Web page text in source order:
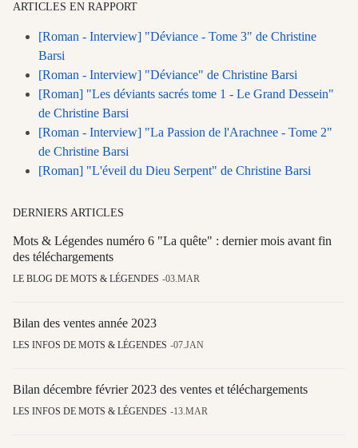
ARTICLES EN RAPPORT
[Roman - Interview] "Déviance - Tome 3" de Christine
Barsi
[Roman - Interview] "Déviance" de Christine Barsi
[Roman] "Les déviants sacrés tome 1 - Le Grand Dessein"
de Christine Barsi
[Roman - Interview] "La Passion de l'Arachnee - Tome 2"
de Christine Barsi
[Roman] "L'éveil du Dieu Serpent" de Christine Barsi
DERNIERS ARTICLES
Mots & Légendes numéro 6 "La quête" : dernier mois avant fin
des téléchargements
LE BLOG DE MOTS & LÉGENDES 03.MAR
Bilan des ventes année 2023
LES INFOS DE MOTS & LÉGENDES 07.JAN
Bilan décembre février 2023 des ventes et téléchargements
LES INFOS DE MOTS & LÉGENDES 13.MAR